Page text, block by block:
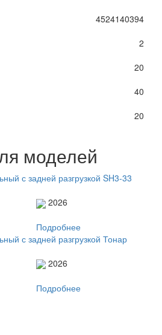
4524140394
2
20
40
20
моделей
с задней разгрузкой SH3-33
2026
Подробнее
с задней разгрузкой Тонар
2026
Подробнее